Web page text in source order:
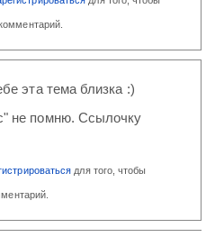
эта тема близка :)
не помню. Ссылочку
для того, чтобы